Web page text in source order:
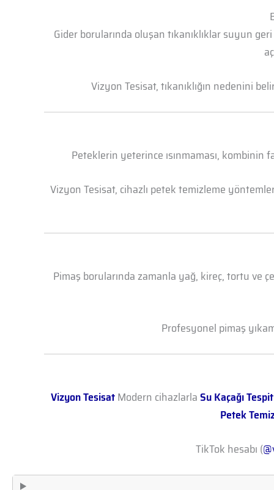
Gider borularında oluşan tıkanıklıklar suyun
Vizyon Tesisat, tıkanıklığın nedenini
Peteklerin yeterince ısınmaması, kombinin
Vizyon Tesisat, cihazlı petek temizleme
Pimaş borularında zamanla yağ, kireç, tortu ve
Profesyonel pimaş
Vizyon TesisatModern cihazlarlaSu Kaçağı
Petek
TikTok hesabı (